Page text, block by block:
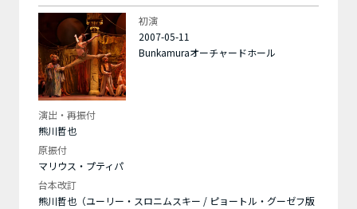
初演
2007-05-11
Bunkamuraオーチャードホール
演出・再振付
熊川哲也
原振付
マリウス・プティパ
台本改訂
熊川哲也（ユーリー・スロニムスキー / ピョートル・グーゼフ版